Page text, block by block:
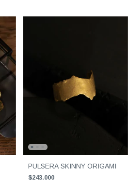
PULSERA SKINNY ORIGAMI
$243.000